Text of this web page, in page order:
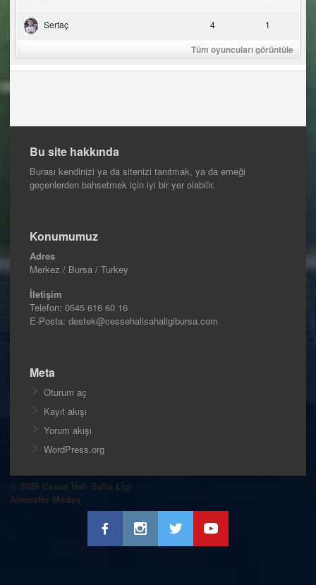
Sertaç 4 1
Tüm oyuncuları görüntüle
Bu site hakkında
Burası kendinizi ya da sitenizi tanıtmak, ya da emeği
geçenlerden bahsetmek için iyi bir yer olabilir.
Konumumuz
Adres
Merkez / Bursa / Turkey
İletişim
Telefon: 0545 616 60 16
E-Posta: destek@cessehalisahaligibursa.com
Meta
Oturum aç
Kayıt akışı
Yorum akışı
WordPress.org
© 2026 Cesse Halı Saha Ligi
Atmosfer Medya